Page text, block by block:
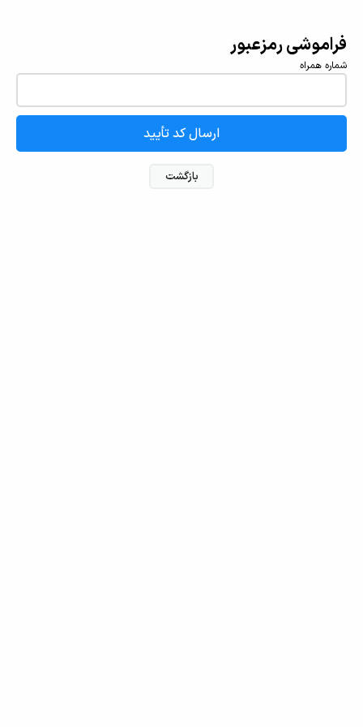
فراموشی رمزعبور
شماره همراه
ارسال کد تأیید
بازگشت